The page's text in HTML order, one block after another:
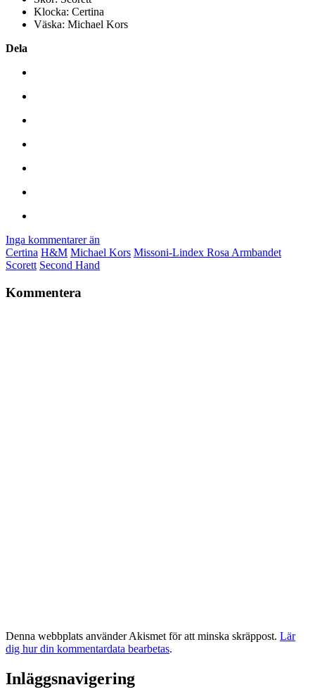
Klocka: Certina
Väska: Michael Kors
Dela
Inga kommentarer än
Certina H&M Michael Kors Missoni-Lindex Rosa Armbandet
Scorett Second Hand
Kommentera
Denna webbplats använder Akismet för att minska skräppost. Lär
dig hur din kommentardata bearbetas.
Inläggsnavigering